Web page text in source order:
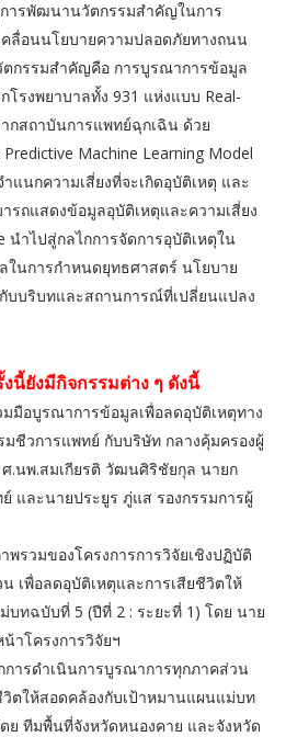
ารพัฒนานวัตกรรมสำคัญในการ
ลื่อนนโยบายความปลอดภัยทางถนน
ตกรรมสำคัญคือ การบูรณาการข้อมูล
โรงพยาบาลทั้ง 931 แห่งแบบ Real-
กสถาบันการแพทย์ฉุกเฉิน ด้วย
Machine Learning Model
แนกความเสี่ยงที่จะเกิดอุบัติเหตุ และ
ถแสดงข้อมูลอุบัติเหตุและความเสี่ยง
ำไปสู่กลไกการจัดการอุบัติเหตุใน
ในการกำหนดยุทธศาสตร์ นโยบาย
บบริบทและสถานการณ์ที่เปลี่ยนแปลง
นี้ยังมีกิจกรรมต่าง ๆ ดังนี้
มือบูรณาการข้อมูลเพื่อลดอุบัติเหตุทาง
ชีวการแพทย์ กับบริษัท กลางคุ้มครองผู้
.นพ.สมเกียรติ วัฒนศิริชัยกุล นายก
และนายประยูร ภู่แส รองกรรมการผู้
รวมของโครงการการวิจัยเชิงปฏิบัติ
เพื่อลดอุบัติเหตุและการเสียชีวิตให้
บทฉบับที่ 5 (ปีที่ 2 : ระยะที่ 1) โดย นาย
าโครงการวิจัยฯ
การดำเนินการบูรณาการทุกภาคส่วน
วิตให้สอดคล้องกับเป้าหมานแผนแม่บท
ย ทีมพื้นที่จังหวัดหนองคาย และจังหวัด